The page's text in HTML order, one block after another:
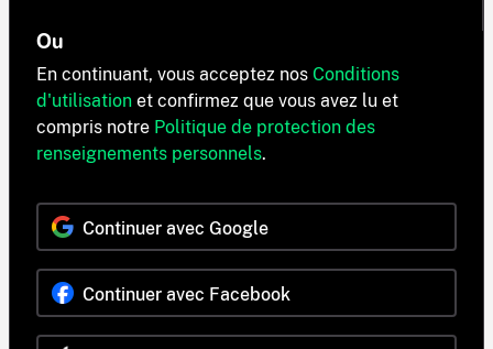
Ou
En continuant, vous acceptez nos Conditions
d'utilisation et confirmez que vous avez lu et
compris notre Politique de protection des
renseignements personnels.
Continuer avec Google
Continuer avec Facebook